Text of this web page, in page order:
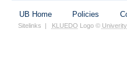
UB Home Policies
Sitelinks | KLUEDO Logo ©